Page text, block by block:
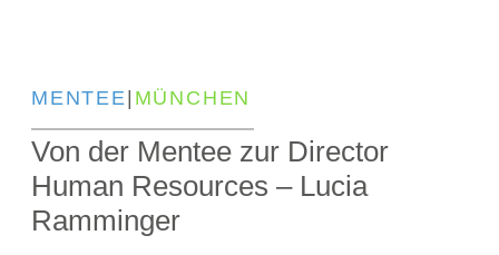
MENTEE MÜNCHEN
Von der Mentee zur Director
Human Resources – Lucia
Ramminger